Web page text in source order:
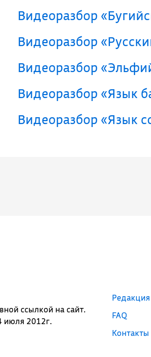
Видеоразбор
Видеоразбор
Видеоразбор
Видеоразбор «Язык
Видеоразбор «Язык
ссылкой на сайт.
июля 2012г.
Редакция
FAQ
Контакты